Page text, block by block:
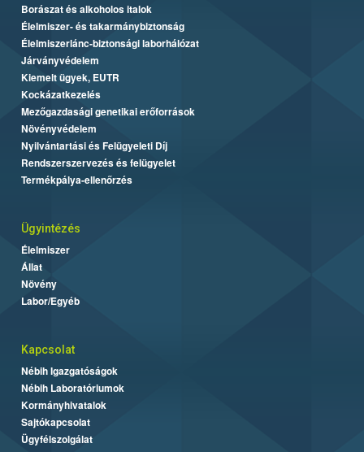
Borászat és alkoholos italok
Élelmiszer- és takarmánybiztonság
Élelmiszerlánc-biztonsági laborhálózat
Járványvédelem
Kiemelt ügyek, EUTR
Kockázatkezelés
Mezőgazdasági genetikai erőforrások
Növényvédelem
Nyilvántartási és Felügyeleti Díj
Rendszerszervezés és felügyelet
Termékpálya-ellenőrzés
Ügyintézés
Élelmiszer
Állat
Növény
Labor/Egyéb
Kapcsolat
Nébih Igazgatóságok
Nébih Laboratóriumok
Kormányhivatalok
Sajtókapcsolat
Ügyfélszolgálat